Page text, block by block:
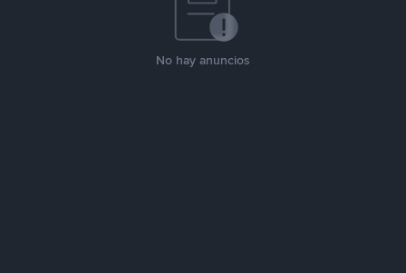
No hay anuncios